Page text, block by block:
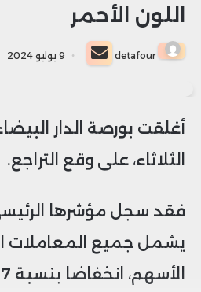
اللون الأحمر
detafour
أرسل
بريدا
9 يوليو 2024
أغلقت بورصة الدار
الثلاثاء، على وقع التراجع.
فقد سجل مؤشرها
يشمل جميع المعاملات